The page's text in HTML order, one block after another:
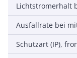
Schutzart (IP),